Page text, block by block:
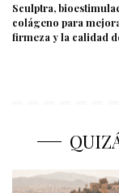
Sculptra,
colágeno para
firmeza y la calidad